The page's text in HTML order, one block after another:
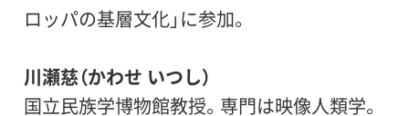
ロッパの基層文化」に参加。
川瀬慈（かわせ いつし）
国立民族学博物館教授。専門は映像人類学。